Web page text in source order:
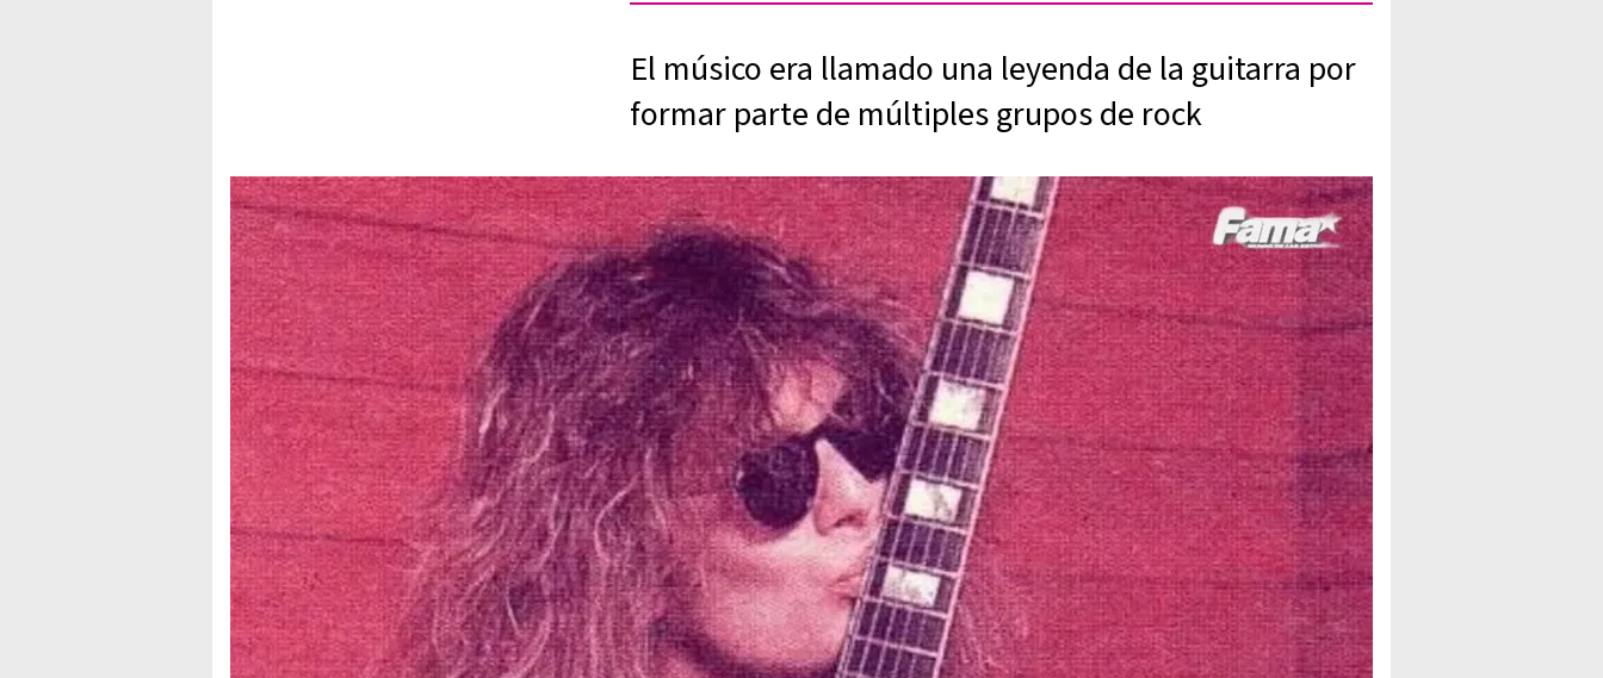
El músico era llamado una leyenda de la guitarra por
formar parte de múltiples grupos de rock